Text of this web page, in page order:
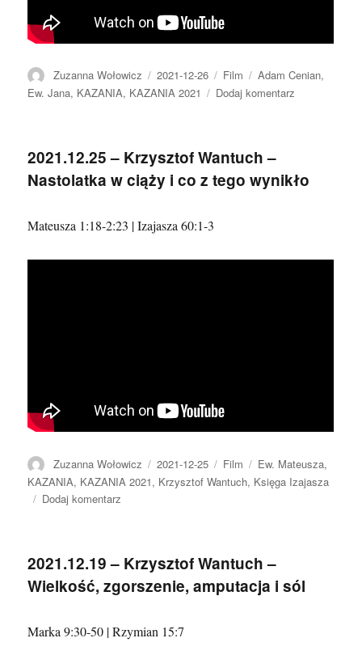
Autor
Zuzanna Wołowicz
Data
publikacji
2021-12-26 Format
Film Kategorie
Adam Cenian,
Ew. Jana, KAZANIA, KAZANIA 2021 Dodaj komentarz
2021.12.25 – Krzysztof Wantuch –
Nastolatka w ciąży i co z tego wynikło
Mateusza 1:18-2:23 | Izajasza 60:1-3
Autor
Zuzanna Wołowicz
Data
publikacji
2021-12-25 Format
Film Kategorie
Ew. Mateusza,
KAZANIA, KAZANIA 2021, Krzysztof Wantuch, Księga Izajasza
Dodaj komentarz
Wantuch
–
ciąży
2021.12.19 – Krzysztof Wantuch –
Wielkość, zgorszenie, amputacja i sól
Marka 9:30-50 | Rzymian 15:7